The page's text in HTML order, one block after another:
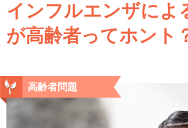
インフルエンザによ
が高齢者ってホント
高齢者問題